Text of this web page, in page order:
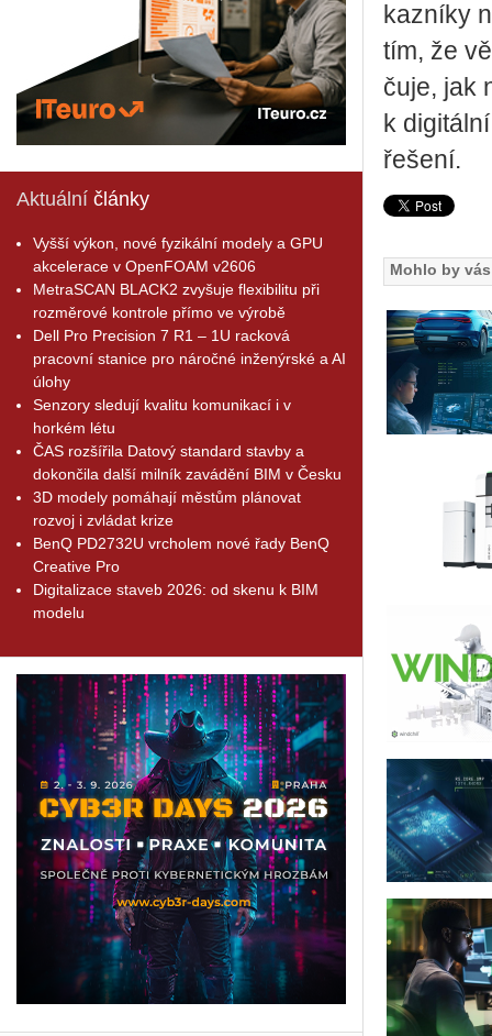
Aktuální články
Vyšší výkon, nové fyzikální modely a GPU
akcelerace v OpenFOAM v2606
MetraSCAN BLACK2 zvyšuje flexibilitu při
rozměrové kontrole přímo ve výrobě
Dell Pro Precision 7 R1 – 1U racková
pracovní stanice pro náročné inženýrské a AI
úlohy
Senzory sledují kvalitu komunikací i v
horkém létu
ČAS rozšířila Datový standard stavby a
dokončila další milník zavádění BIM v Česku
3D modely pomáhají městům plánovat
rozvoj i zvládat krize
BenQ PD2732U vrcholem nové řady BenQ
Creative Pro
Digitalizace staveb 2026: od skenu k BIM
modelu
kaz­ní­ky
tím, že
ču­je, jak
k
ře­še­ní.
Mohlo by